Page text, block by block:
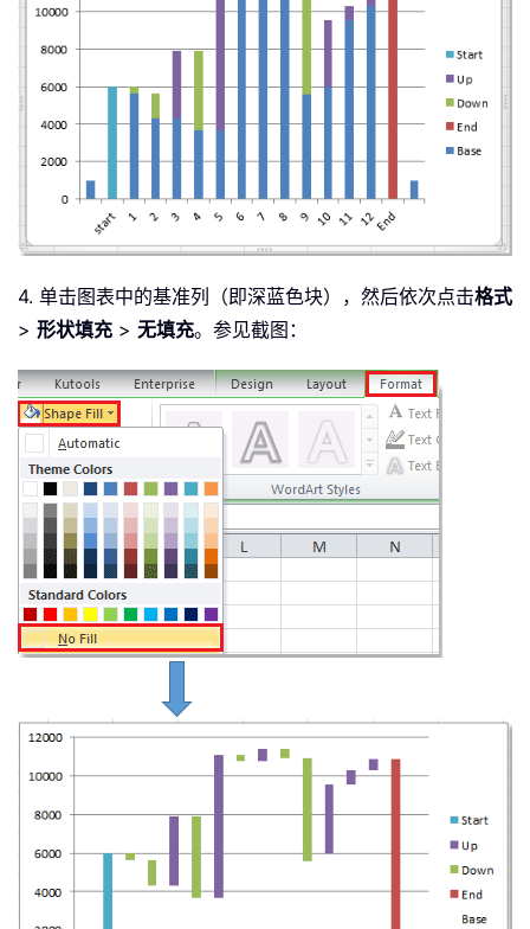
4. 单击图表中的基准列（即深蓝色块），然后依次点击格式
> 形状填充 > 无填充。参见截图：